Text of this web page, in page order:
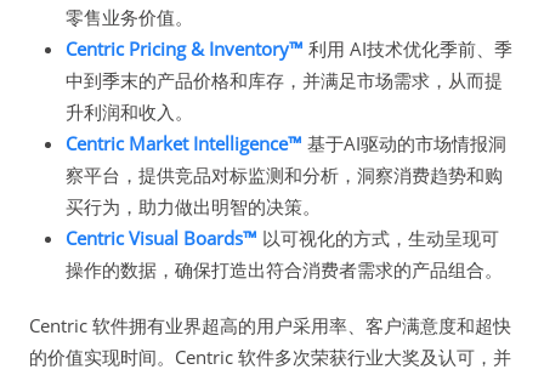
零售业务价值。
Centric Pricing & Inventory™ 利用 AI技术优化季前、季
中到季末的产品价格和库存，并满足市场需求，从而提
升利润和收入。
Centric Market Intelligence™ 基于AI驱动的市场情报洞
察平台，提供竞品对标监测和分析，洞察消费趋势和购
买行为，助力做出明智的决策。
Centric Visual Boards™ 以可视化的方式，生动呈现可
操作的数据，确保打造出符合消费者需求的产品组合。
Centric 软件拥有业界超高的用户采用率、客户满意度和超快
的价值实现时间。Centric 软件多次荣获行业大奖及认可，并